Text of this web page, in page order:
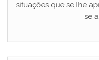
situações que se lhe
se